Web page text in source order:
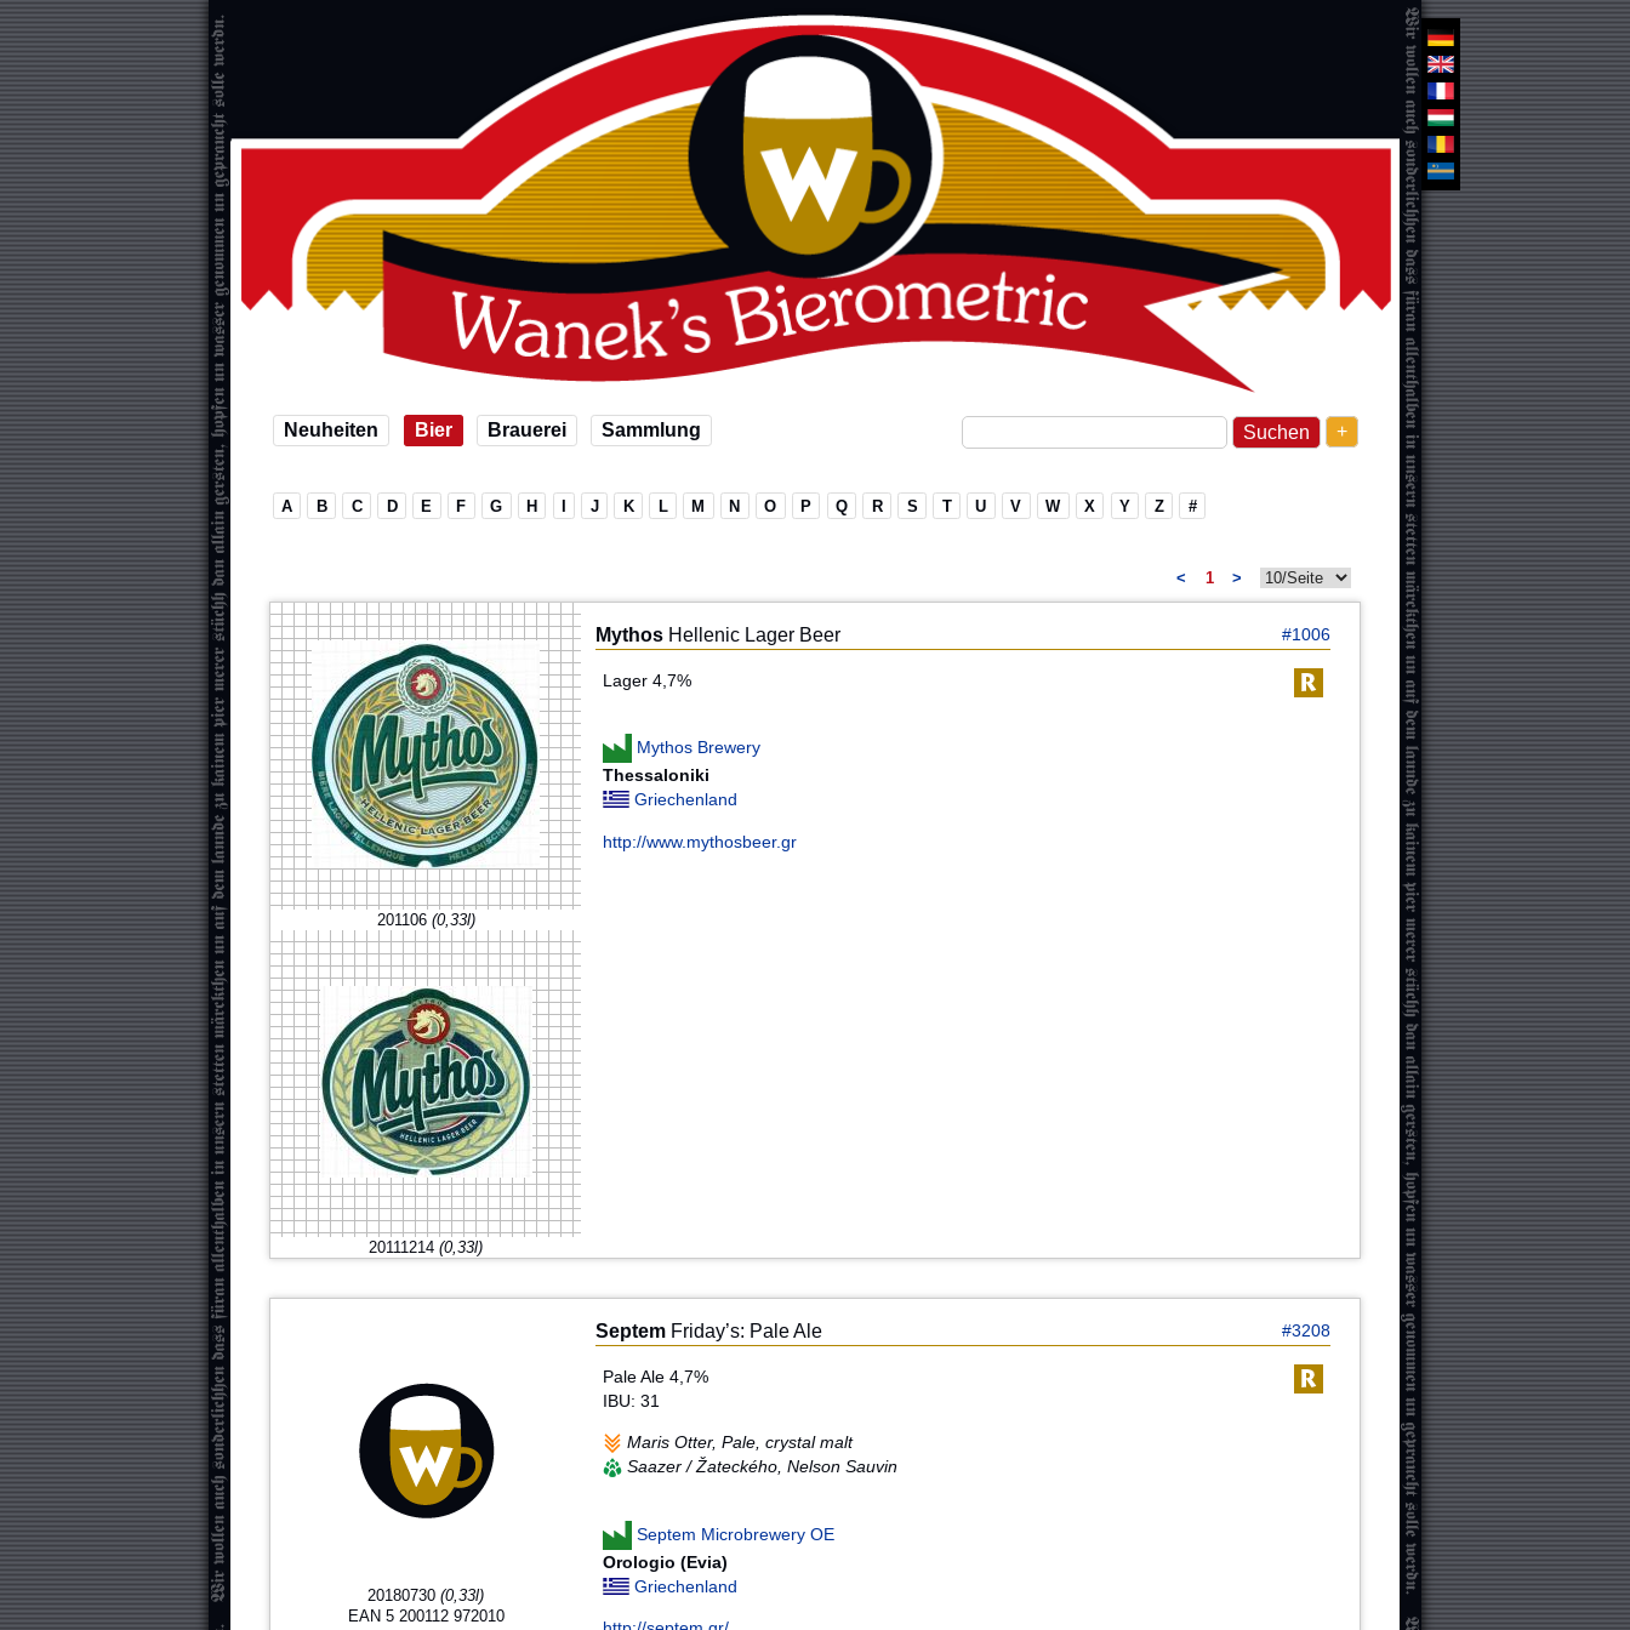
+
Neuheiten Bier Brauerei Sammlung
A B C D E F G H J K L M N O P Q R S T U V W X Y Z #
< 1 >
201106 (0,33l)
20111214 (0,33l)
Mythos Hellenic Lager Beer #1006
Lager 4,7%
Mythos Brewery
Thessaloniki
Griechenland
http://www.mythosbeer.gr
20180730 (0,33l)
EAN 5 200112 972010
Septem Friday’s: Pale Ale #3208
Pale Ale 4,7%
IBU: 31
Maris Otter, Pale, crystal malt
Saazer / Žateckého, Nelson Sauvin
Septem Microbrewery OE
Orologio (Evia)
Griechenland